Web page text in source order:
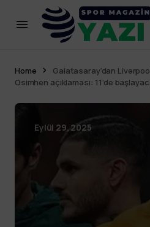
Home
Galatasaray’dan
Osimhen açıklaması: 11’de
Eylül 29, 2025